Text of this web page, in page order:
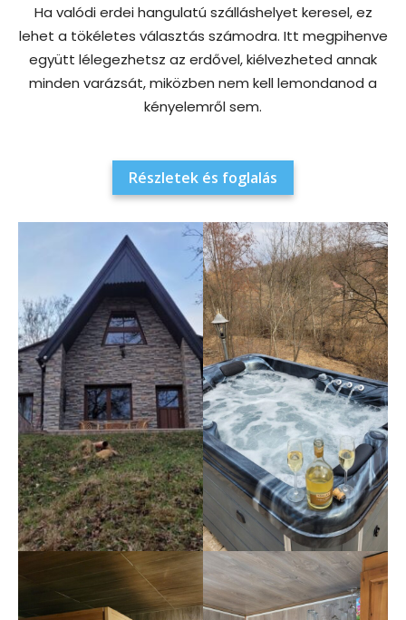
Ha valódi erdei hangulatú szálláshelyet keresel, ez
lehet a tökéletes választás számodra. Itt megpihenve
együtt lélegezhetsz az erdővel, kiélvezheted annak
minden varázsát, miközben nem kell lemondanod a
kényelemről sem.
Részletek és foglalás